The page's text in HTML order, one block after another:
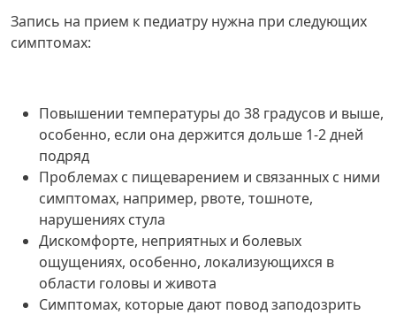
Запись на прием к педиатру нужна при следующих
симптомах:
Повышении температуры до 38 градусов и выше,
особенно, если она держится дольше 1-2 дней
подряд
Проблемах с пищеварением и связанных с ними
симптомах, например, рвоте, тошноте,
нарушениях стула
Дискомфорте, неприятных и болевых
ощущениях, особенно, локализующихся в
области головы и живота
Симптомах, которые дают повод заподозрить